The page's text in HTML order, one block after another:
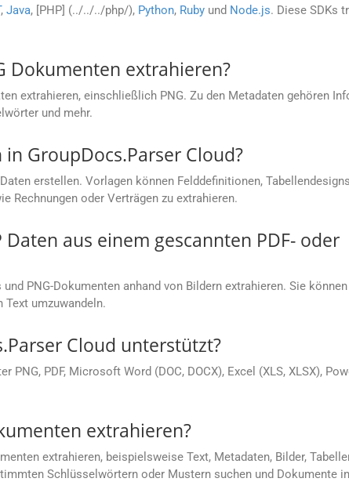
, Java, [PHP] (../../../php/), Python, Ruby und Node.js. Diese SDKs
Dokumenten extrahieren?
extrahieren, einschließlich PNG. Zu den Metadaten gehören
und mehr.
GroupDocs.Parser Cloud?
erstellen. Vorlagen können Felddefinitionen,
Rechnungen oder Verträgen zu extrahieren.
aus einem gescannten PDF- oder
PNG-Dokumenten anhand von Bildern extrahieren. Sie können
Text umzuwandeln.
Cloud unterstützt?
PDF, Microsoft Word (DOC, DOCX), Excel (XLS, XLSX),
extrahieren?
extrahieren, beispielsweise Text, Metadaten, Bilder,
Schlüsselwörtern oder Mustern suchen und Dokumente